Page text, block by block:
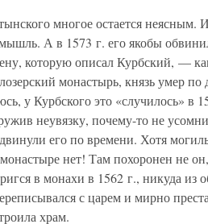
многое остается неясным.
А в 1573 г. его якобы
которую описал Курбский, —
монастырь, князь умер по
у Курбского это «случилось» в
неувязку, почему-то не
его по времени. Хотя
нет! Там похоронен не он,
в монахи в 1562 г., никуда из
с царем и мирно
храм.